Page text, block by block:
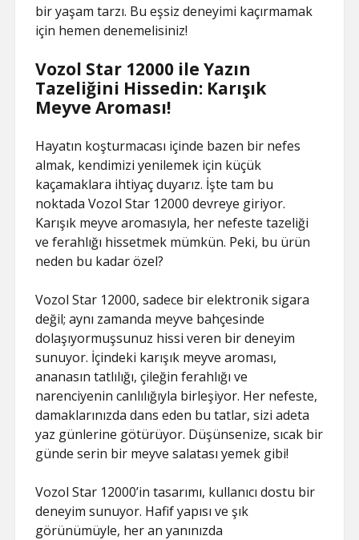
bir yaşam tarzı. Bu eşsiz deneyimi kaçırmamak
için hemen denemelisiniz!
Vozol Star 12000 ile Yazın
Tazeliğini Hissedin: Karışık
Meyve Aroması!
Hayatın koşturmacası içinde bazen bir nefes
almak, kendimizi yenilemek için küçük
kaçamaklara ihtiyaç duyarız. İşte tam bu
noktada Vozol Star 12000 devreye giriyor.
Karışık meyve aromasıyla, her nefeste tazeliği
ve ferahlığı hissetmek mümkün. Peki, bu ürün
neden bu kadar özel?
Vozol Star 12000, sadece bir elektronik sigara
değil; aynı zamanda meyve bahçesinde
dolaşıyormuşsunuz hissi veren bir deneyim
sunuyor. İçindeki karışık meyve aroması,
ananasın tatlılığı, çileğin ferahlığı ve
narenciyenin canlılığıyla birleşiyor. Her nefeste,
damaklarınızda dans eden bu tatlar, sizi adeta
yaz günlerine götürüyor. Düşünsenize, sıcak bir
günde serin bir meyve salatası yemek gibi!
Vozol Star 12000’in tasarımı, kullanıcı dostu bir
deneyim sunuyor. Hafif yapısı ve şık
görünümüyle, her an yanınızda